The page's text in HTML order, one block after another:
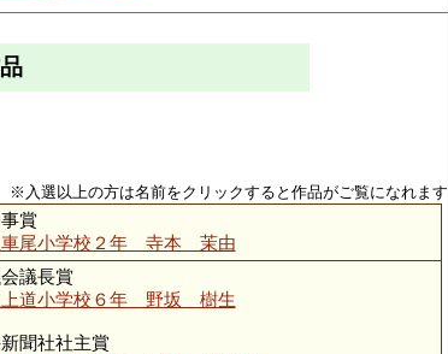
※入選以上の方は名前をクリックすると作品がご覧になれます
賞
車尾小学校２年 寺本 茉由
議長賞
上道小学校６年 野坂 樹生
聞社社主賞